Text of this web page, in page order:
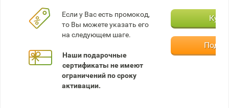
Если у Вас есть промокод,
то Вы можете указать его
на следующем шаге.
Наши подарочные
сертификаты не имеют
ограничений по сроку
активации.